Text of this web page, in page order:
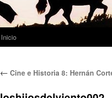
Inicio
← Cine e Historia 8: Hernán